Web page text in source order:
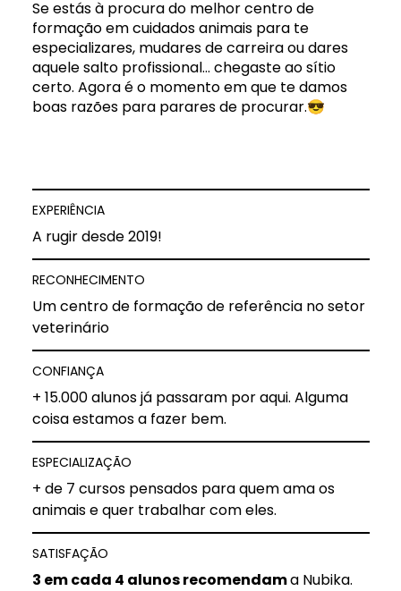
Se estás à procura do melhor centro de
formação em cuidados animais para te
especializares, mudares de carreira ou dares
aquele salto profissional… chegaste ao sítio
certo. Agora é o momento em que te damos
boas razões para parares de procurar.😎
EXPERIÊNCIA
A rugir desde 2019!
RECONHECIMENTO
Um centro de formação de referência no setor
veterinário
CONFIANÇA
+ 15.000 alunos já passaram por aqui. Alguma
coisa estamos a fazer bem.
ESPECIALIZAÇÃO
+ de 7 cursos pensados para quem ama os
animais e quer trabalhar com eles.
SATISFAÇÃO
3 em cada 4 alunos recomendama Nubika.